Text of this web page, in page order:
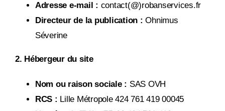
Adresse e-mail : contact(@)robanservices.fr
Directeur de la publication : Ohnimus
Séverine
2. Hébergeur du site
Nom ou raison sociale : SAS OVH
RCS : Lille Métropole 424 761 419 00045